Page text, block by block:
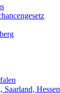
Saarland, Hessen